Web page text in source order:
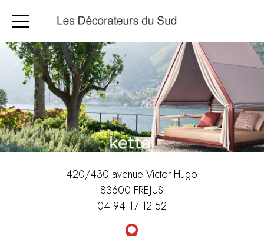
420/430 avenue Victor Hugo
83600 FREJUS
04 94 17 12 52